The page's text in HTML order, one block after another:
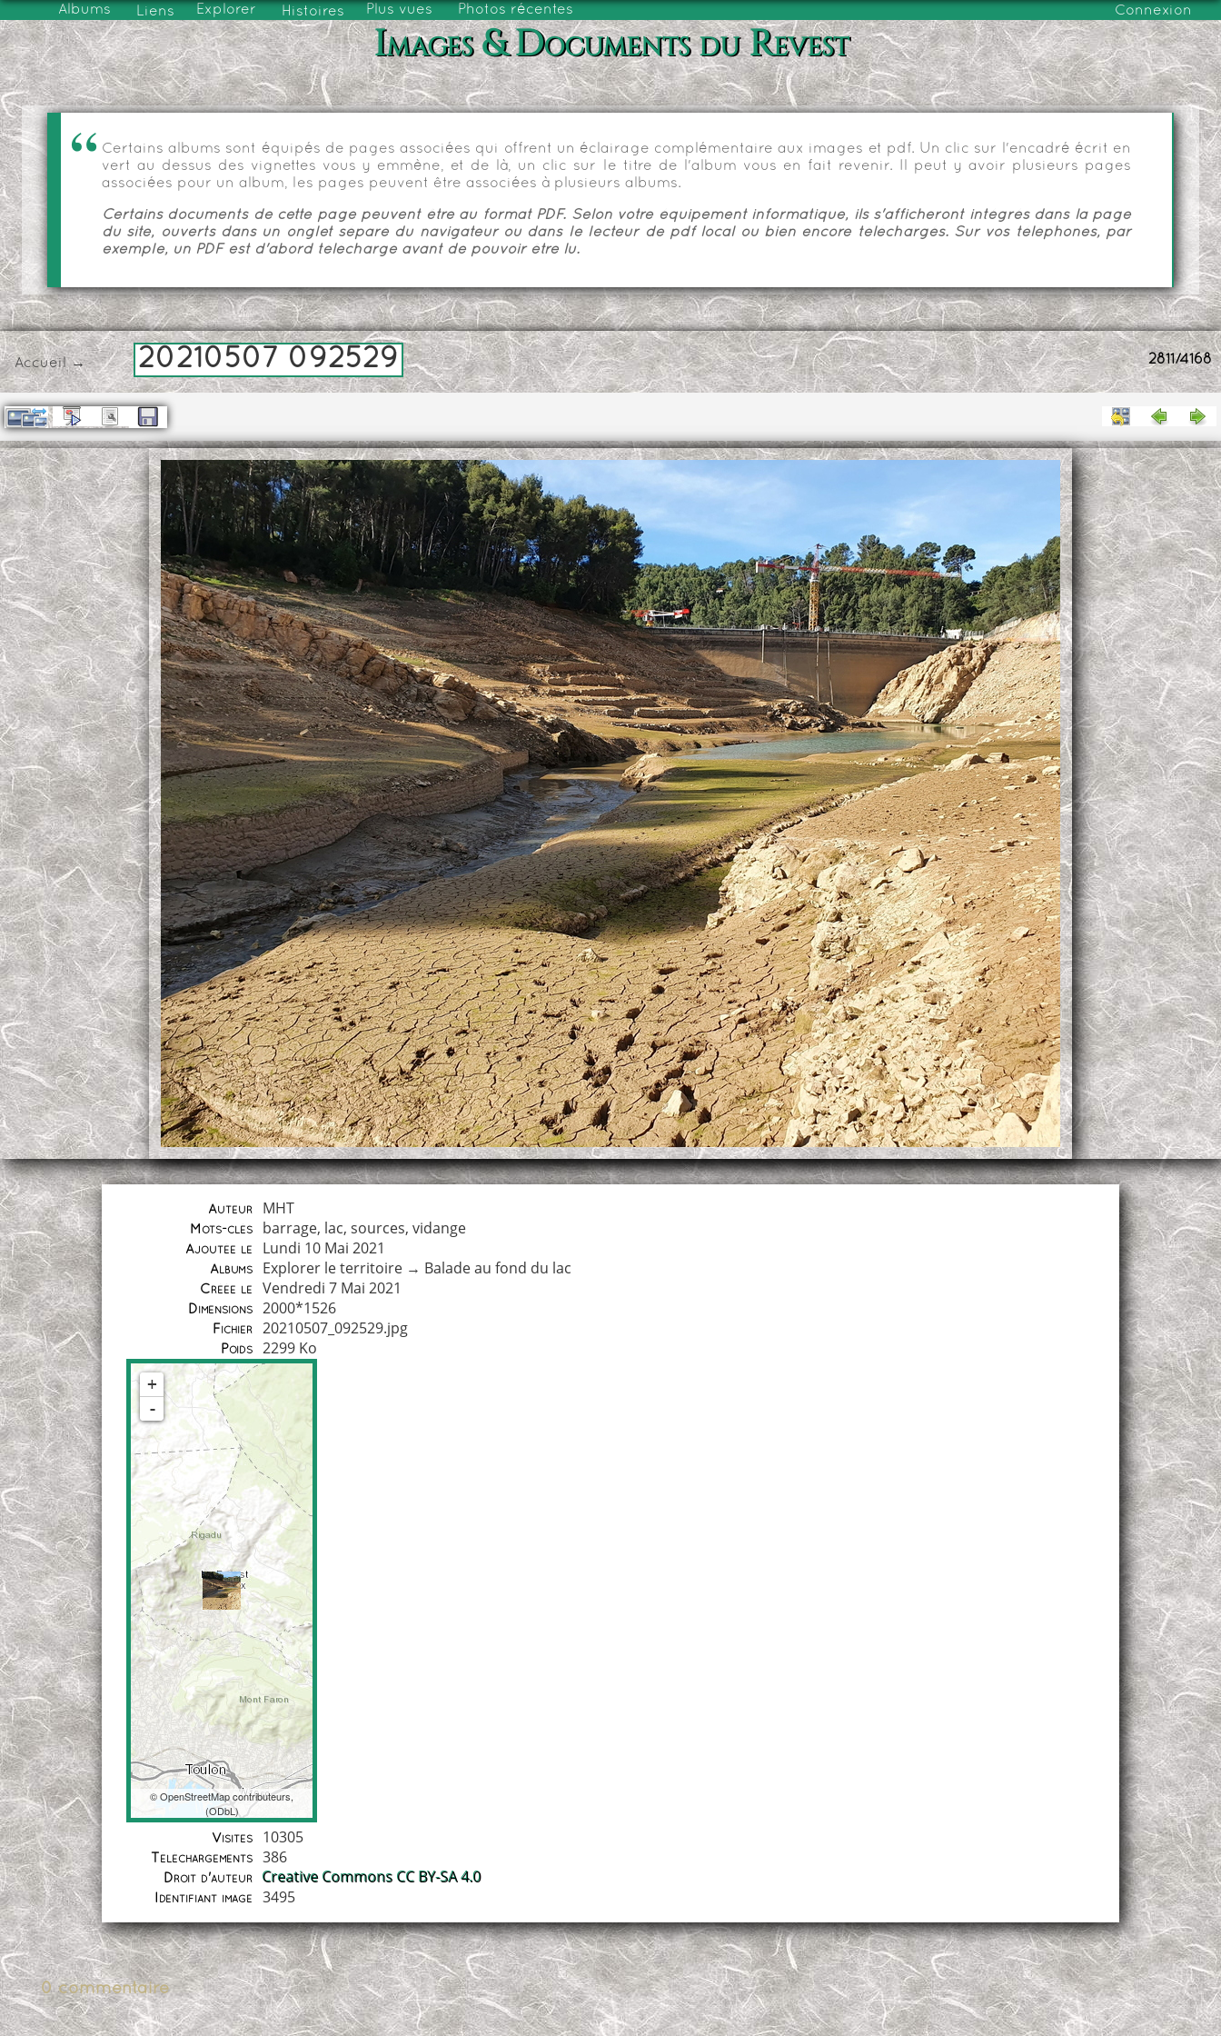
Albums Liens Explorer Histoires Plus vues Photos récentes Connexion
Images & Documents du Revest
Certains albums sont équipés de pages associées qui offrent un éclairage complémentaire aux images et pdf. Un clic sur l'encadré écrit en
vert au dessus des vignettes vous y emmène, et de là, un clic sur le titre de l'album vous en fait revenir. Il peut y avoir plusieurs pages
associées pour un album, les pages peuvent être associées à plusieurs albums.
Certains documents de cette page peuvent être au format PDF. Selon votre équipement informatique, ils s'afficheront intégrés dans la page
du site, ouverts dans un onglet séparé du navigateur ou dans le lecteur de pdf local ou bien encore téléchargés. Sur vos téléphones, par
exemple, un PDF est d'abord téléchargé avant de pouvoir être lu.
2811/4168
Accueil→ 20210507 092529
Auteur MHT
Mots-clés barrage, lac, sources, vidange
Ajoutée le Lundi 10 Mai 2021
Albums Explorer le territoire → Balade au fond du lac
Créée le Vendredi 7 Mai 2021
Dimensions 2000*1526
Fichier 20210507_092529.jpg
Poids 2299 Ko
Coordonnées
+
-
©OpenStreetMapcontributeurs,
(ODbL)
Visites 10305
Téléchargements 386
Droit d'auteur Creative Commons CC BY-SA 4.0
Identifiant image 3495
0 commentaire